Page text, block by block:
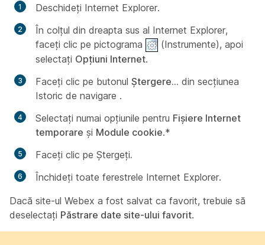
Deschideți Internet Explorer.
În colțul din dreapta sus al Internet Explorer,
faceți clic pe pictograma
(Instrumente), apoi
selectați Opțiuni Internet.
Faceți clic pe butonul Ștergere... din secțiunea
Istoric de navigare .
Selectați numai opțiunile pentru Fișiere Internet
temporare și Module cookie.*
Faceți clic pe Ștergeți.
Închideți toate ferestrele Internet Explorer.
Dacă site-ul Webex a fost salvat ca favorit, trebuie să
deselectați Păstrare date site-ului favorit.